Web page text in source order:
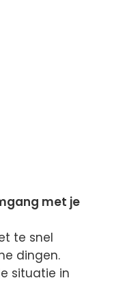
met je
te snel
dingen.
situatie in